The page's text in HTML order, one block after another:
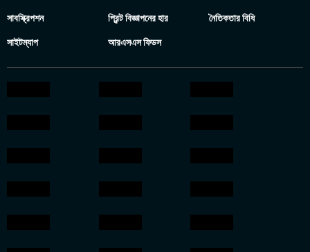
সাবস্ক্রিপশন প্রিন্ট বিজ্ঞাপনের হার নৈতিকতার বিধি
সাইটম্যাপ আরএসএস ফিডস